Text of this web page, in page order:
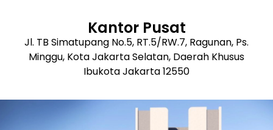
Kantor Pusat
Jl. TB Simatupang No.5, RT.5/RW.7, Ragunan, Ps.
Minggu, Kota Jakarta Selatan, Daerah Khusus
Ibukota Jakarta 12550